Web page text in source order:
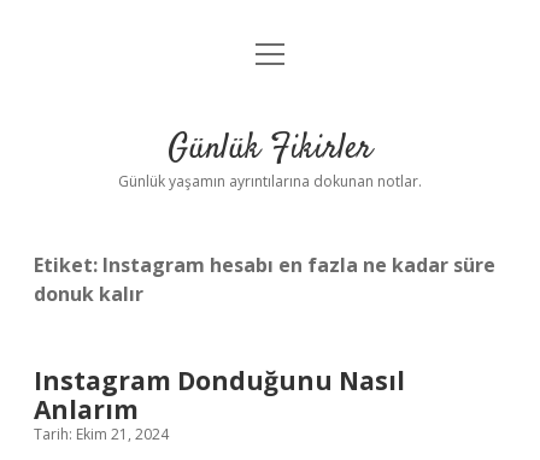
Anasayfa
Yasal Uyarı
menüyü
Günlük Fikirler
Günlük yaşamın ayrıntılarına dokunan notlar.
Etiket: Instagram hesabı en fazla ne kadar süre
donuk kalır
Instagram Donduğunu Nasıl
Anlarım
Tarih: Ekim 21, 2024